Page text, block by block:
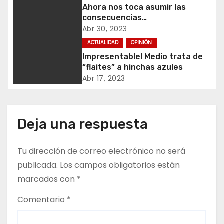
d
e
n
t
r
Ahora nos toca asumir las
consecuencias…
Abr 30, 2023
ACTUALIDAD OPINIÓN
Impresentable! Medio trata de
“flaites” a hinchas azules
Abr 17, 2023
Deja una respuesta
Tu dirección de correo electrónico no será
publicada. Los campos obligatorios están
marcados con *
Comentario *